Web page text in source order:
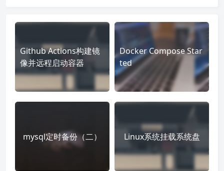
Github Actions构建镜
像并远程启动容器
Docker Compose Star
ted
mysql定时备份（二） Linux系统挂载系统盘